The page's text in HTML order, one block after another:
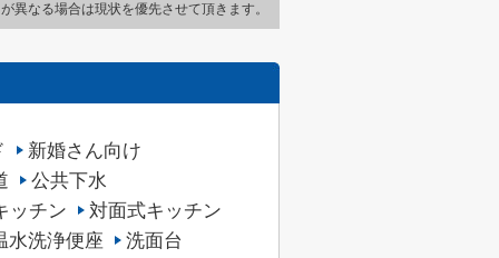
異なる場合は現状を優先させて頂きます。
新婚さん向け
公共下水
ッチン
対面式キッチン
水洗浄便座
洗面台